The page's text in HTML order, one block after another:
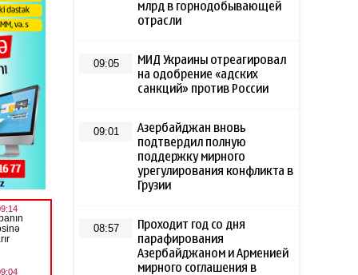
млрд в горнодобывающей
отрасли
09:05
МИД Украины отреагировал
на одобрение «адских
санкций» против России
09:01
Азербайджан вновь
подтвердил полную
поддержку мирного
урегулирования конфликта в
Грузии
08:57
Проходит год со дня
парафирования
Азербайджаном и Арменией
мирного соглашения в